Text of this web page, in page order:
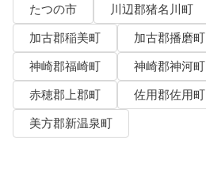
たつの市
川辺郡猪名川町
加古郡稲美町
加古郡播磨町
神崎郡福崎町
神崎郡神河町
赤穂郡上郡町
佐用郡佐用町
美方郡新温泉町